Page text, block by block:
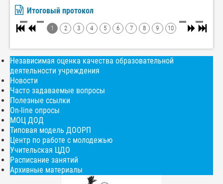
Итоговый протокол
1 2 3 4 5 6 7 8 9 10
Независимая оценка качества образовательной
деятельности учреждения
Новости
Часто задаваемые вопросы
Полезные ссылки
On-line опросы
МОЦ ДОД
Типовая модель ДООРП
Центр по работе с молодежью
Учительская ЦДО
Расписание занятий
Архивные материалы